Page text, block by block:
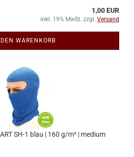
1,00 EUR
inkl. 19% MwSt. zzgl. Versand
DEN WARENKORB
SH-1 blau | 160 g/m² | medium